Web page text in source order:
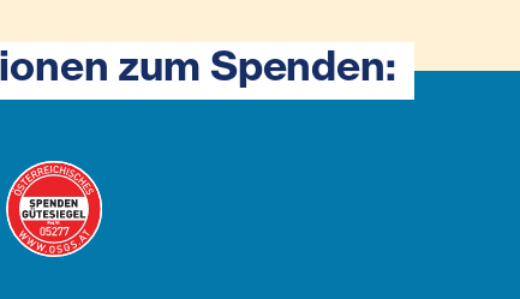
zum Spenden: